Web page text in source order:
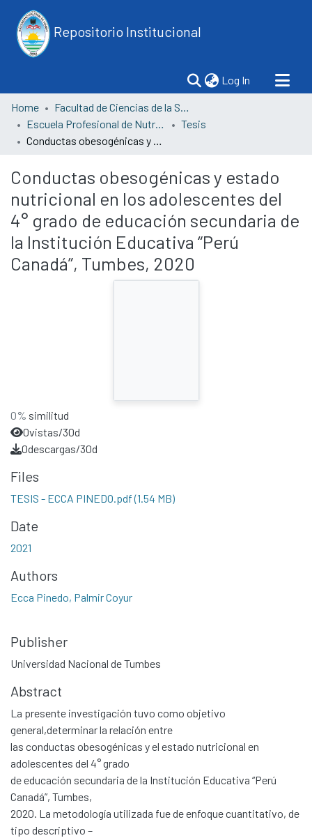
Repositorio Institucional
Log In (current)
Home
Facultad de Ciencias de la Salud
Escuela Profesional de Nutrición y Dietética
Tesis
Conductas obesogénicas y estado nutricional en los adolescentes del 4° grado de educación secundaria de la Institución Educativa “Perú Canadá”, Tumbes, 2020
Conductas obesogénicas y estado
nutricional en los adolescentes del
4° grado de educación secundaria de
la Institución Educativa “Perú
Canadá”, Tumbes, 2020
0% similitud
0vistas/30d
0descargas/30d
Files
TESIS - ECCA PINEDO.pdf(1.54 MB)
Date
2021
Authors
Ecca Pinedo, Palmir Coyur
Publisher
Universidad Nacional de Tumbes
Abstract
La presente investigación tuvo como objetivo
general,determinar la relación entre
las conductas obesogénicas y el estado nutricional en
adolescentes del 4° grado
de educación secundaria de la Institución Educativa “Perú
Canadá”, Tumbes,
2020. La metodología utilizada fue de enfoque cuantitativo, de
tipo descriptivo –